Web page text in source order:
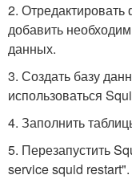
2.
добавить
данных.
3. Создать базу
использоваться
4. Заполнить
5. Перезапустить
service squid restart".